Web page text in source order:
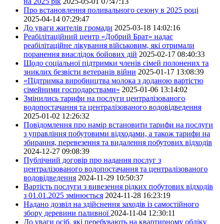
Про встановлення поливального сезону в 2025 році
2025-04-14 07:29:47
До уваги жителів громади 2025-03-18 14:02:16
Реабілітаційний центр «Добрий Брат» надає
реабілітаційне лікування військовим, які отримали
поранення внаслідок бойових дій 2025-02-17 08:40:33
Щодо соціальної підтримки членів сімей полонених та
зниклих безвісти ветеранів війни 2025-01-17 13:08:39
«Підтримка виробництва молока з доданою вартістю
сімейними господарствами» 2025-01-06 13:14:02
Змінились тарифи на послуги централізованого
водопостачання та централізованого водовідведення
2025-01-02 12:26:32
Повідомлення про намір встановити тарифи на послуги
з управління побутовими відходами, а також тарифи на
збирання, перевезення та видалення побутових відходів
2024-12-27 09:08:39
Публічний договір про надання послуг з
централізованого водопостачання та централізованого
водовідведення 2024-11-29 10:50:37
Вартість послуги з вивезення рідких побутових відходів
з 01.01.2025 змінюється 2024-11-28 16:23:19
Надано дозвіл на здійснення заходів із самостійного
збору деревини паливної 2024-11-04 12:30:11
До уваги осіб, які перебувають на квартирному обліку